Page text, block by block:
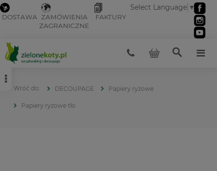
DOSTAWA ZAMÓWIENIA
ZAGRANICZNE
FAKTURY
Select Language ▼
DECOUPAGE Papiery ryżowe
Papiery ryżowe tło